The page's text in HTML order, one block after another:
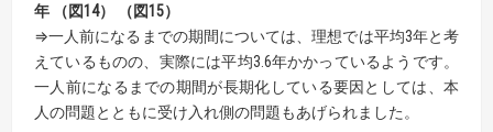
年 （図14） （図15）
⇒一人前になるまでの期間については、理想では平均3年と考
えているものの、実際には平均3.6年かかっているようです。
一人前になるまでの期間が長期化している要因としては、本
人の問題とともに受け入れ側の問題もあげられました。